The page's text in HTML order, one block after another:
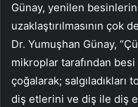
Günay, yenilen
uzaklaştırılmasının çok
Dr. Yumuşhan Günay,
mikroplar tarafından besi
çoğalarak;
diş etlerini ve diş ile diş